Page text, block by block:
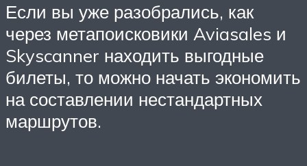
Если вы уже разобрались, как
через метапоисковики Aviasales и
Skyscanner находить выгодные
билеты, то можно начать экономить
на составлении нестандартных
маршрутов.